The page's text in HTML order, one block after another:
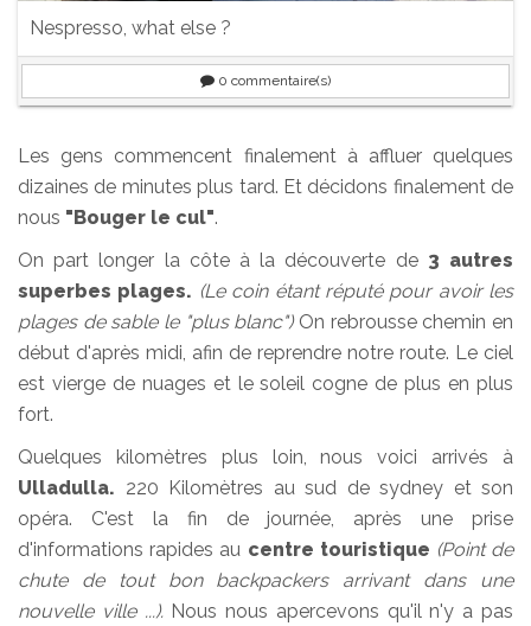
Nespresso, what else ?
0 commentaire(s)
Les gens commencent finalement à affluer quelques
dizaines de minutes plus tard. Et décidons finalement de
nous "Bouger le cul".
On part longer la côte à la découverte de 3 autres
superbes plages. (Le coin étant réputé pour avoir les
plages de sable le "plus blanc")On rebrousse chemin en
début d'après midi, afin de reprendre notre route. Le ciel
est vierge de nuages et le soleil cogne de plus en plus
fort.
Quelques kilomètres plus loin, nous voici arrivés à
Ulladulla. 220 Kilomètres au sud de sydney et son
opéra. C'est la fin de journée, après une prise
d'informations rapides au centre touristique (Point de
chute de tout bon backpackers arrivant dans une
nouvelle ville ...). Nous nous apercevons qu'il n'y a pas